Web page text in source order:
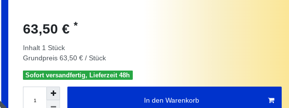
63,50 € *
Inhalt 1 Stück
Grundpreis 63,50 € / Stück
Sofort versandfertig, Lieferzeit 48h
In den Warenkorb